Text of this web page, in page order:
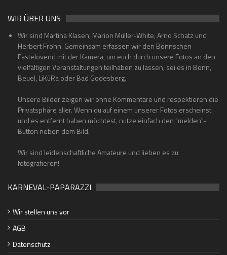
WIR ÜBER UNS
Wir sind Martina Klasen, Marion Müller-White, Arno Schatz und
Herbert Frohn. Gemeinsam erfassen wir den Bönnschen
Fastelovend mit der Kamera, um euch durch unsere Fotos an den
vielfältigen Veranstaltungen teilhaben zu lassen, sei es in Bonn,
Beuel, LiKüRa oder Bad Godesberg.
Unsere Bilder zeigen wir ohne Kommentare und respektieren die
Privatsphäre aller. Wenn du auf einem unserer Fotos erscheinst
und es entfernt haben möchtest, nutze einfach den "melden"-
Button neben dem Bild.
Wir sind leidenschaftliche Amateure und lieben es zu
fotografieren!
KARNEVAL-PAPARAZZI
Wir stellen uns vor
AGB
Datenschutz